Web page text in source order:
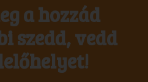
a hozzád
szedd, vedd